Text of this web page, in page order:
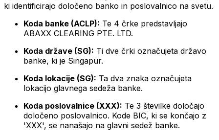
ki identificirajo določeno banko in poslovalnico na svetu.
Koda banke (ACLP): Te 4 črke predstavljajo
ABAXX CLEARING PTE. LTD.
Koda države (SG): Ti dve črki označujeta državo
banke, ki je Singapur.
Koda lokacije (SG): Ta dva znaka označujeta
lokacijo glavnega sedeža banke.
Koda poslovalnice (XXX): Te 3 številke določajo
določeno poslovalnico. Kode BIC, ki se končajo z
'XXX', se nanašajo na glavni sedež banke.